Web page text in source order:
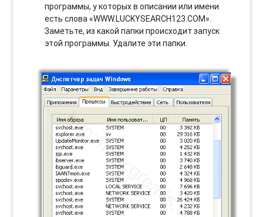
программы, у которых в описании или имени
есть слова «WWW.LUCKYSEARCH123.COM».
Заметьте, из какой папки происходит запуск
этой программы. Удалите эти папки.